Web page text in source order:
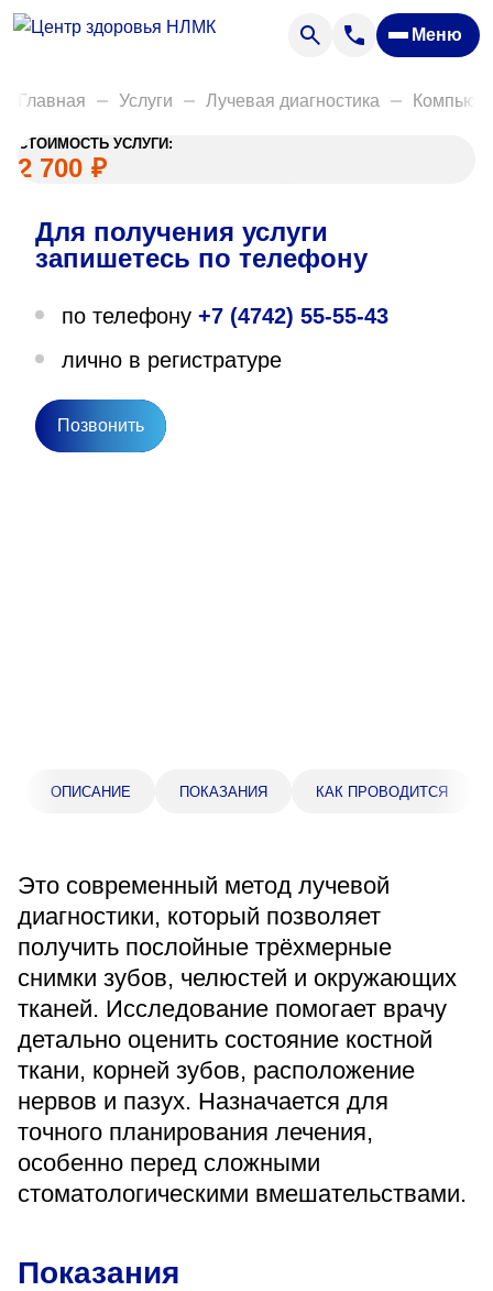
Меню
Анализы
Акции
Пациентам
Вакансии
О нас
Направления деятельности
+7 (4742) 55-55-43
Санаторий-профилакторий
«Парус»
Адрес
399000, г. Липецк, Плехановское лесничество,
Ленинский лесхоз, квартал 67
Понедельник — четверг
08:00–16:45
перерыв 12:00–12:30
Пятница
+7 (4742) 72-73-31
Главная Услуги Лучевая диагностика
ОПИСАНИЕ ПОКАЗАНИЯ КАК ПРОВОДИТСЯ
Это современный метод лучевой
диагностики, который позволяет
получить послойные трёхмерные
снимки зубов, челюстей и окружающих
тканей. Исследование помогает врачу
детально оценить состояние костной
ткани, корней зубов, расположение
нервов и пазух. Назначается для
точного планирования лечения,
особенно перед сложными
стоматологическими вмешательствами.
Показания
СТОИМОСТЬ УСЛУГИ:
2 700 ₽
Для получения услуги
запишетесь по телефону
по телефону +7 (4742) 55-55-43
лично в регистратуре
Позвонить